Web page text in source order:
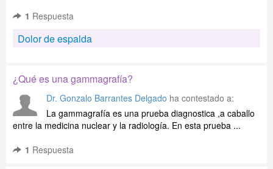
1 Respuesta
Dolor de espalda
¿Qué es una gammagrafía?
Dr. Gonzalo Barrantes Delgado ha contestado a:
La gammagrafía es una prueba diagnostica ,a caballo
entre la medicina nuclear y la radiología. En esta prueba ...
1 Respuesta